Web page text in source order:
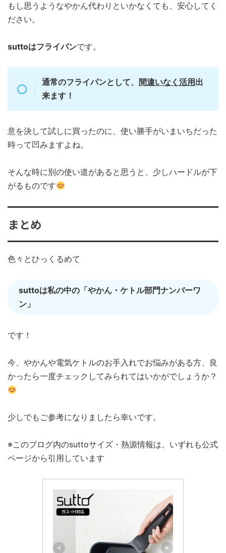
もし思うようなやかん代わりといかなくても、安心してく
ださい。
suttoはフライパンです。
通常のフライパンとして、 間違いなく活用 出
来ます！
意を決して試しに買ったのに、使い勝手がいまいちだった
時って凹みますよね。
そんな時に別の使い道があると思うと、少しハードルが下
がるものです
まとめ
色々とひっくるめて
suttoは私の中の「やかん・ケトル部門ナンバーワ
ン」
です！
今、やかんや電気ケトルのお手入れでお悩みがある方、良
かったら一度チェックしてみられてはいかがでしょうか？
少しでもご参考になりましたら幸いです。
※このブログ内のsuttoサイズ・熱源情報は、いずれも公式
ページから引用しています